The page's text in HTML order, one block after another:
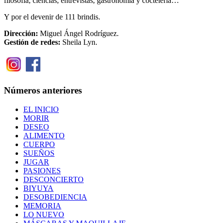
Y por el devenir de 111 brindis.
Dirección: Miguel Ángel Rodríguez.
Gestión de redes: Sheila Lyn.
Números anteriores
EL INICIO
MORIR
DESEO
ALIMENTO
CUERPO
SUEÑOS
JUGAR
PASIONES
DESCONCIERTO
BIYUYA
DESOBEDIENCIA
MEMORIA
LO NUEVO